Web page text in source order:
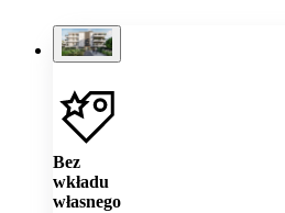
Bez
wkładu
własnego